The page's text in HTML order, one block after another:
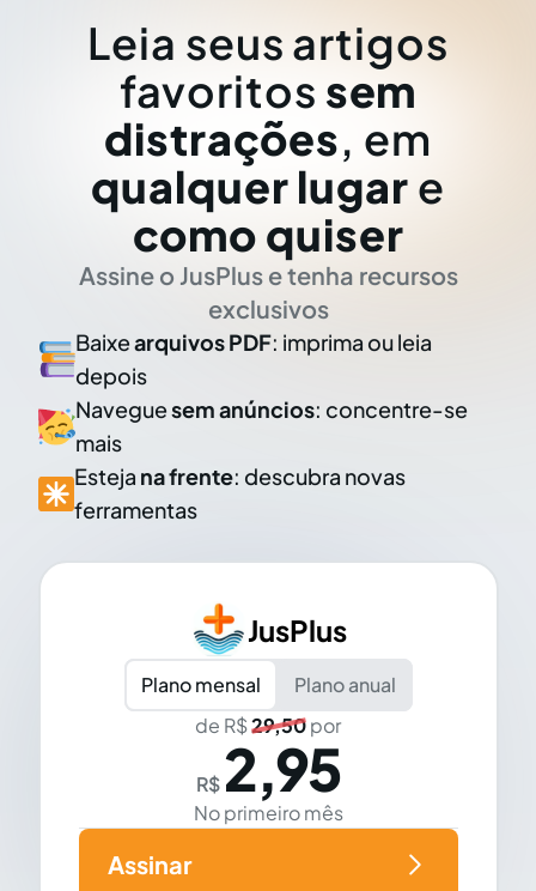
Leia seus artigos
favoritos sem
distrações, em
qualquer lugar e
como quiser
Assine o JusPlus e tenha recursos
exclusivos
Baixearquivos PDF: imprima ou leia
depois
Naveguesem anúncios: concentre-se
mais
Esteja na frente: descubra novas
ferramentas
JusPlus
Plano mensal
Plano anual
de R$29,50por
R$ 2,95
No primeiro mês
Assinar